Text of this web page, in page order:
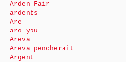
Arden Fair
ardents
Are
are you
Areva
Areva pencherait
Argent